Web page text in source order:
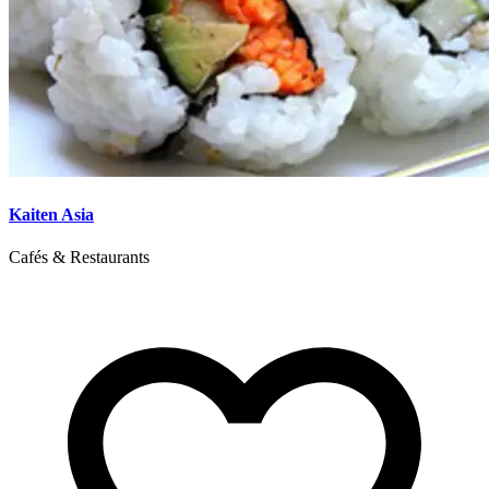
Kaiten Asia
Cafés & Restaurants